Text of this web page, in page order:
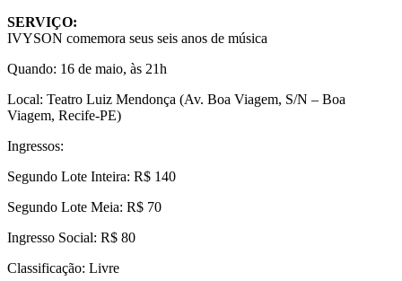
SERVIÇO:
IVYSON comemora seus seis anos de música
Quando: 16 de maio, às 21h
Local: Teatro Luiz Mendonça (Av. Boa Viagem, S/N – Boa
Viagem, Recife-PE)
Ingressos:
Segundo Lote Inteira: R$ 140
Segundo Lote Meia: R$ 70
Ingresso Social: R$ 80
Classificação: Livre